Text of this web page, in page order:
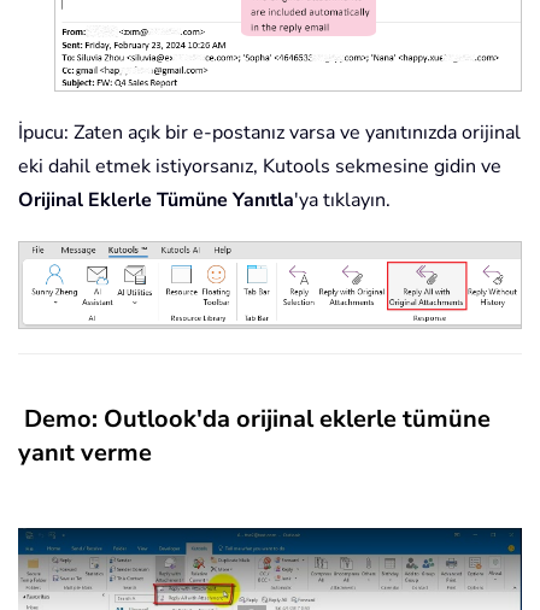
İpucu: Zaten açık bir e-postanız varsa ve yanıtınızda orijinal
eki dahil etmek istiyorsanız, Kutools sekmesine gidin ve
Orijinal Eklerle Tümüne Yanıtla'ya tıklayın.
Demo: Outlook'da orijinal eklerle tümüne
yanıt verme